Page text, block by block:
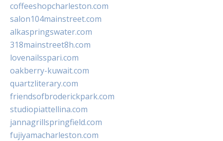
coffeeshopcharleston.com
salon104mainstreet.com
alkaspringswater.com
318mainstreet8h.com
lovenailsspari.com
oakberry-kuwait.com
quartzliterary.com
friendsofbroderickpark.com
studiopiattellina.com
jannagrillspringfield.com
fujiyamacharleston.com